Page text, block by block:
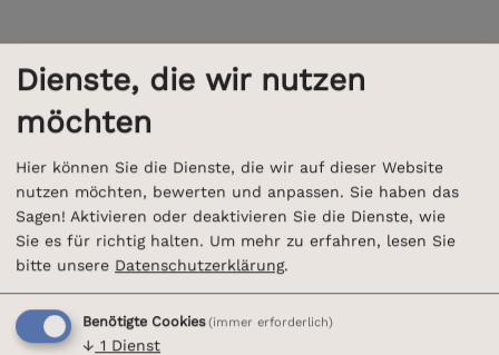
Dienste, die wir nutzen
möchten
Hier können Sie die Dienste, die wir auf dieser Website
nutzen möchten, bewerten und anpassen. Sie haben das
Sagen! Aktivieren oder deaktivieren Sie die Dienste, wie
Sie es für richtig halten. Um mehr zu erfahren, lesen Sie
bitte unsere Datenschutzerklärung.
Benötigte Cookies(immer erforderlich)
↓ 1 Dienst